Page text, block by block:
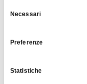
delNecessari
Preferenze
Statistiche